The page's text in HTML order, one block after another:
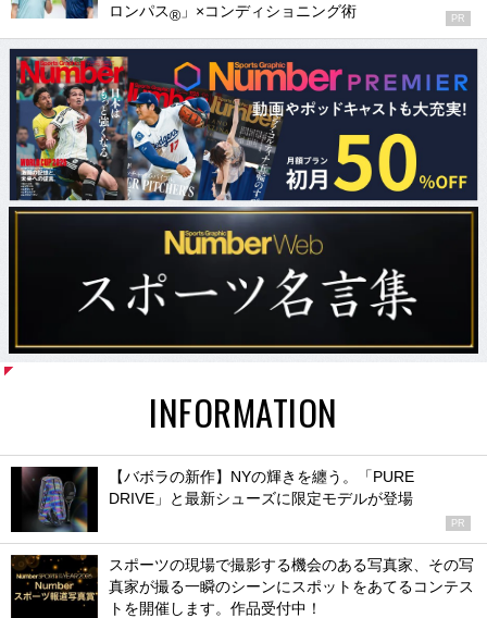
ロンパス® 」×コンディショニング術 PR
INFORMATION
【バボラの新作】NYの輝きを纏う。「PURE
DRIVE」と最新シューズに限定モデルが登場
PR
スポーツの現場で撮影する機会のある写真家、その写
真家が撮る一瞬のシーンにスポットをあてるコンテス
トを開催します。作品受付中！